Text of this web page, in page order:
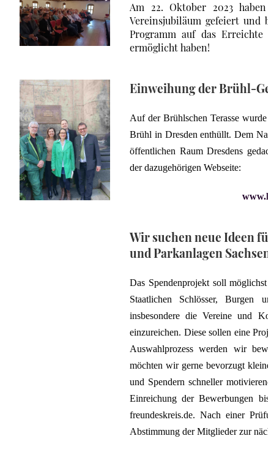
Am 22. Oktober 2023 haben
Vereinsjubiläum gefeiert und
Programm auf das Erreichte
ermöglicht haben!
Einweihung der Brühl-
Auf der Brühlschen Terasse
Brühl in Dresden enthüllt. Dem
öffentlichen Raum Dresdens
der dazugehörigen Webseite:
Wir suchen neue Ideen
und Parkanlagen
Das Spendenprojekt soll möglichst
Staatlichen Schlösser, Burgen
insbesondere die Vereine und
einzureichen. Diese sollen eine
Auswahlprozess werden wir
möchten wir gerne bevorzugt
und Spendern schneller
Einreichung der Bewerbungen bis
freundeskreis.de. Nach einer
Abstimmung der Mitglieder zur